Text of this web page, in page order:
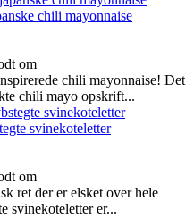
chili mayonnaise
om
chili mayonnaise! Det
chili mayo opskrift...
svinekoteletter
om
ret der er elsket over hele
svinekoteletter er...